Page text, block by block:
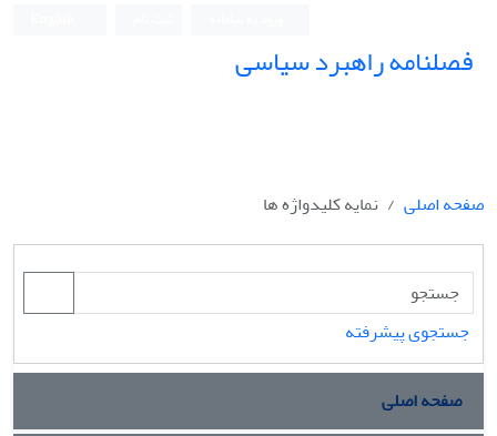
فصلنامه راهبرد سیاسی
صفحه اصلی نمایه کلیدواژه ها
جستجوی پیشرفته
صفحه اصلی